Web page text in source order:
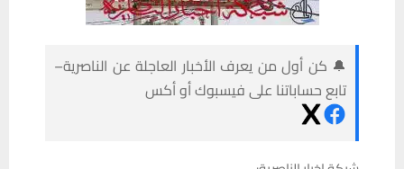
🔔 كن أول من يعرف الأخبار العاجلة عن الناصرية–
تابع حساباتنا على فيسبوك أو أكس